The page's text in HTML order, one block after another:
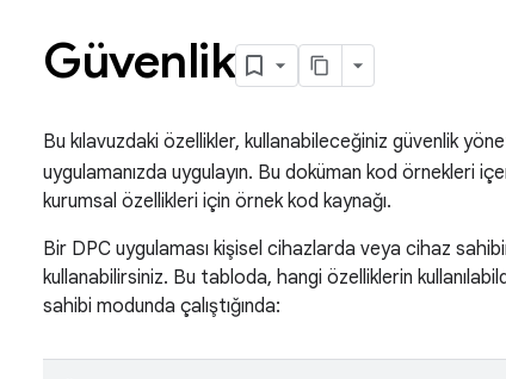
Güvenlik
Bu kılavuzdaki özellikler, kullanabileceğiniz güvenlik
uygulamanızda uygulayın. Bu doküman kod örnekleri
kurumsal özellikleri için örnek kod kaynağı.
Bir DPC uygulaması kişisel cihazlarda veya cihaz
kullanabilirsiniz. Bu tabloda, hangi özelliklerin
sahibi modunda çalıştığında: